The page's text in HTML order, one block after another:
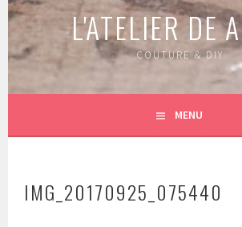
L'ATELIER DE
COUTURE & DIY
MENU
IMG_20170925_075440